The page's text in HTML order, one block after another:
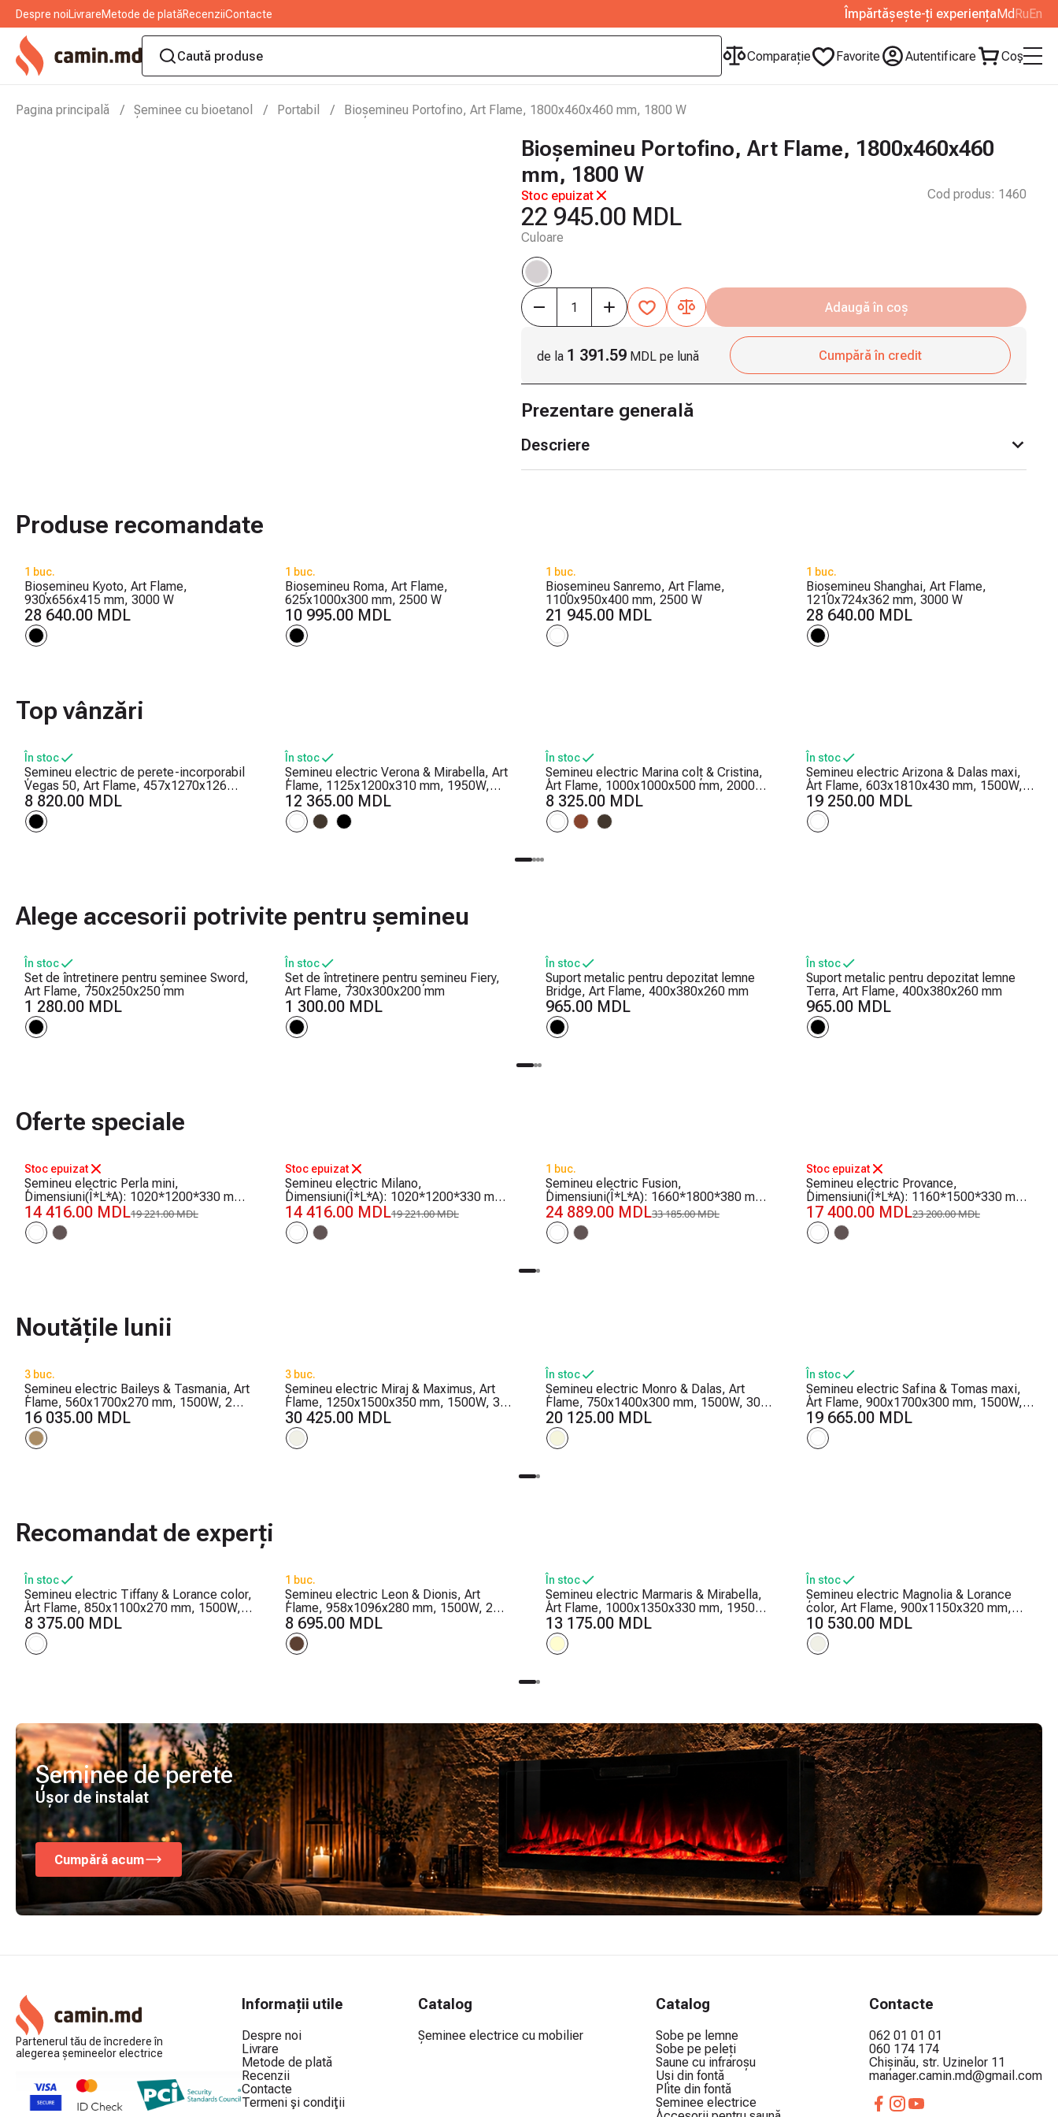
Despre noiLivrareMetode de platăRecenziiContacte Împărtășește-ți experiențaMdRuEn
Сomparație Favorite Autentificare Coş
Pagina principală Șeminee cu bioetanol Portabil Bioșemineu Portofino, Art Flame, 1800x460x460 mm, 1800 W
Bioșemineu Portofino, Art Flame, 1800x460x460
mm, 1800 W
Stoc epuizat Cod produs: 1460
22 945.00 MDL
Culoare
Adaugă în coș
de la 1 391.59 MDL pe lună Cumpără în credit
Prezentare generală
Descriere
Produse recomandate
1 buc.
Bioșemineu Kyoto, Art Flame,
930x656x415 mm, 3000 W
28 640.00 MDL
1 buc.
Bioșemineu Roma, Art Flame,
625x1000x300 mm, 2500 W
10 995.00 MDL
1 buc.
Bioșemineu Sanremo, Art Flame,
1100x950x400 mm, 2500 W
21 945.00 MDL
1 buc.
Bioșemineu Shanghai, Art Flame,
1210x724x362 mm, 3000 W
28 640.00 MDL
Top vânzări
În stoc
Șemineu electric de perete-incorporabil
Vegas 50, Art Flame, 457x1270x126
mm, 1500W, 10 culori ale flăcărilor,
Termostat, Bușteni și cristale
8 820.00 MDL
În stoc
Șemineu electric Verona & Mirabella, Art
Flame, 1125x1200x310 mm, 1950W,
Efect trosnet de lemne, 5 niveluri ale
intensității flăcărilor, Timer
12 365.00 MDL
În stoc
Șemineu electric Marina colț & Cristina,
Art Flame, 1000x1000x500 mm, 2000W,
2 trepte de încălzire, 5 niveluri ale
intensității flăcărilor, Timer
8 325.00 MDL
În stoc
Șemineu electric Arizona & Dalas maxi,
Art Flame, 603x1810x430 mm, 1500W,
30 de combinații de culori, Termostat,
Bușteni și cristale
19 250.00 MDL
Alege accesorii potrivite pentru șemineu
În stoc
Set de întreținere pentru șeminee Sword,
Art Flame, 750x250x250 mm
1 280.00 MDL
În stoc
Set de întreținere pentru șemineu Fiery,
Art Flame, 730x300x200 mm
1 300.00 MDL
În stoc
Suport metalic pentru depozitat lemne
Bridge, Art Flame, 400x380x260 mm
965.00 MDL
În stoc
Suport metalic pentru depozitat lemne
Terra, Art Flame, 400x380x260 mm
965.00 MDL
Oferte speciale
Stoc epuizat
Șemineu electric Perla mini,
Dimensiuni(Î*L*A): 1020*1200*330 mm,
1500 W
14 416.00 MDL19 221.00 MDL
Stoc epuizat
Șemineu electric Milano,
Dimensiuni(Î*L*A): 1020*1200*330 mm,
1500 W
14 416.00 MDL19 221.00 MDL
1 buc.
Șemineu electric Fusion,
Dimensiuni(Î*L*A): 1660*1800*380 mm,
1500 W
24 889.00 MDL33 185.00 MDL
Stoc epuizat
Șemineu electric Provance,
Dimensiuni(Î*L*A): 1160*1500*330 mm,
1500 W
17 400.00 MDL23 200.00 MDL
Noutățile lunii
3 buc.
Șemineu electric Baileys & Tasmania, Art
Flame, 560x1700x270 mm, 1500W, 2
trepte de încălzire, 5 niveluri ale
intensității flăcărilor, Timer
16 035.00 MDL
3 buc.
Șemineu electric Miraj & Maximus, Art
Flame, 1250x1500x350 mm, 1500W, 3
culori ale flăcărilor, 5 niveluri ale
intensității flăcărilor, Timer
30 425.00 MDL
În stoc
Șemineu electric Monro & Dalas, Art
Flame, 750x1400x300 mm, 1500W, 30
de combinații de culori, Termostat,
Bușteni și cristale
20 125.00 MDL
În stoc
Șemineu electric Safina & Tomas maxi,
Art Flame, 900x1700x300 mm, 1500W,
50 de combinații de culori, Termostat,
Bușteni și cristale
19 665.00 MDL
Recomandat de experți
În stoc
Șemineu electric Tiffany & Lorance color,
Art Flame, 850x1100x270 mm, 1500W, 3
culori ale flăcărilor, 2 trepte de încălzire,
5 niveluri ale intensității flăcărilor
8 375.00 MDL
1 buc.
Șemineu electric Leon & Dionis, Art
Flame, 958x1096x280 mm, 1500W, 2
trepte de încălzire, 5 niveluri ale
intensității flăcărilor, Timer
8 695.00 MDL
În stoc
Șemineu electric Marmaris & Mirabella,
Art Flame, 1000x1350x330 mm, 1950W,
Efect trosnet de lemne, 5 niveluri ale
intensității flăcărilor, Timer
13 175.00 MDL
În stoc
Șemineu electric Magnolia & Lorance
color, Art Flame, 900x1150x320 mm,
1500W, 3 culori ale flăcărilor, 2 trepte de
încălzire, 5 niveluri ale intensității
flăcărilor, Timer
10 530.00 MDL
Șeminee de perete
Ușor de instalat
Cumpără acum
Partenerul tău de încredere în
alegerea șemineelor electrice
Informații utile
Despre noi
Livrare
Metode de plată
Recenzii
Contacte
Termeni şi condiţii
Catalog
Șeminee electrice cu mobilier
Catalog
Sobe pe lemne
Sobe pe peleți
Saune cu infraroșu
Uși din fontă
Plite din fontă
Șeminee electrice
Contacte
062 01 01 01
060 174 174
Chișinău, str. Uzinelor 11
manager.camin.md@gmail.com